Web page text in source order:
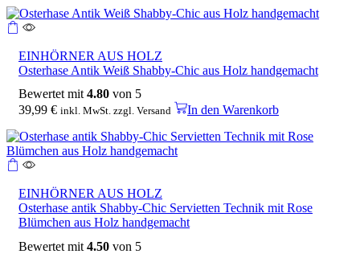
EINHÖRNER AUS HOLZ
Osterhase Antik Weiß Shabby-Chic aus Holz handgemacht
Bewertet mit4.80 von 5
39,99 € inkl. MwSt. zzgl. Versand In den Warenkorb
EINHÖRNER AUS HOLZ
Osterhase antik Shabby-Chic Servietten Technik mit Rose
Blümchen aus Holz handgemacht
Bewertet mit 4.50 von 5